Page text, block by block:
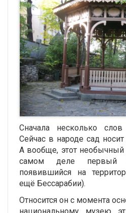
Сначала несколько
Сейчас в народе сад
А вообще, этот
самом деле первый
появившийся на
ещё Бессарабии).
Относится он с момента